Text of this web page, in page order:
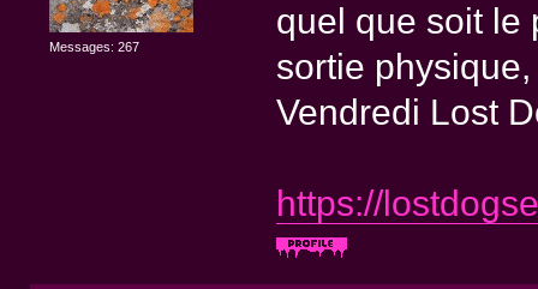
Messages: 267
quel que soit le
sortie
Vendredi Lost
https://